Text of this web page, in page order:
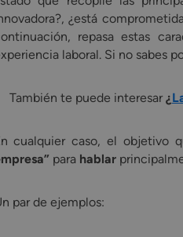
¿está
repasa estas
laboral. Si no sabes
También te puede interesar ¿
cualquier caso, el objetivo
para hablar
par de ejemplos: